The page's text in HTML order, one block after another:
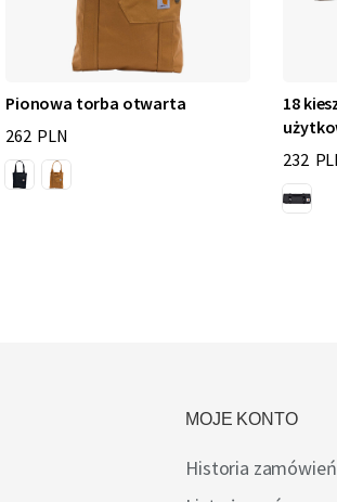
Pionowa torba otwarta
262 PLN
18
232
MOJE KONTO
Historia zamówień